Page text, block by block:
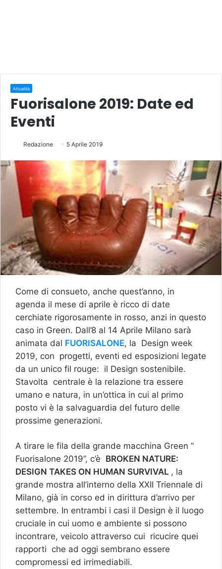
Attualità
Fuorisalone 2019: Date ed
Eventi
Redazione 5 Aprile 2019
Come di consueto, anche quest’anno, in
agenda il mese di aprile è ricco di date
cerchiate rigorosamente in rosso, anzi in questo
caso in Green. Dall’8 al 14 Aprile Milano sarà
animata dal FUORISALONE, la Design week
2019, con progetti, eventi ed esposizioni legate
da un unico fil rouge: il Design sostenibile.
Stavolta centrale è la relazione tra essere
umano e natura, in un’ottica in cui al primo
posto vi è la salvaguardia del futuro delle
prossime generazioni.
A tirare le fila della grande macchina Green “
Fuorisalone 2019”, c’è BROKEN NATURE:
DESIGN TAKES ON HUMAN SURVIVAL , la
grande mostra all’interno della XXII Triennale di
Milano, già in corso ed in dirittura d’arrivo per
settembre. In entrambi i casi il Design è il luogo
cruciale in cui uomo e ambiente si possono
incontrare, veicolo attraverso cui ricucire quei
rapporti che ad oggi sembrano essere
compromessi ed irrimediabili.